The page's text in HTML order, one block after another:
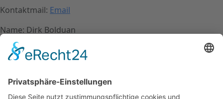
Kontaktmail: Email
Name: Dirk Bolduan
Kontakt
Impressum
Mitgliederbereich